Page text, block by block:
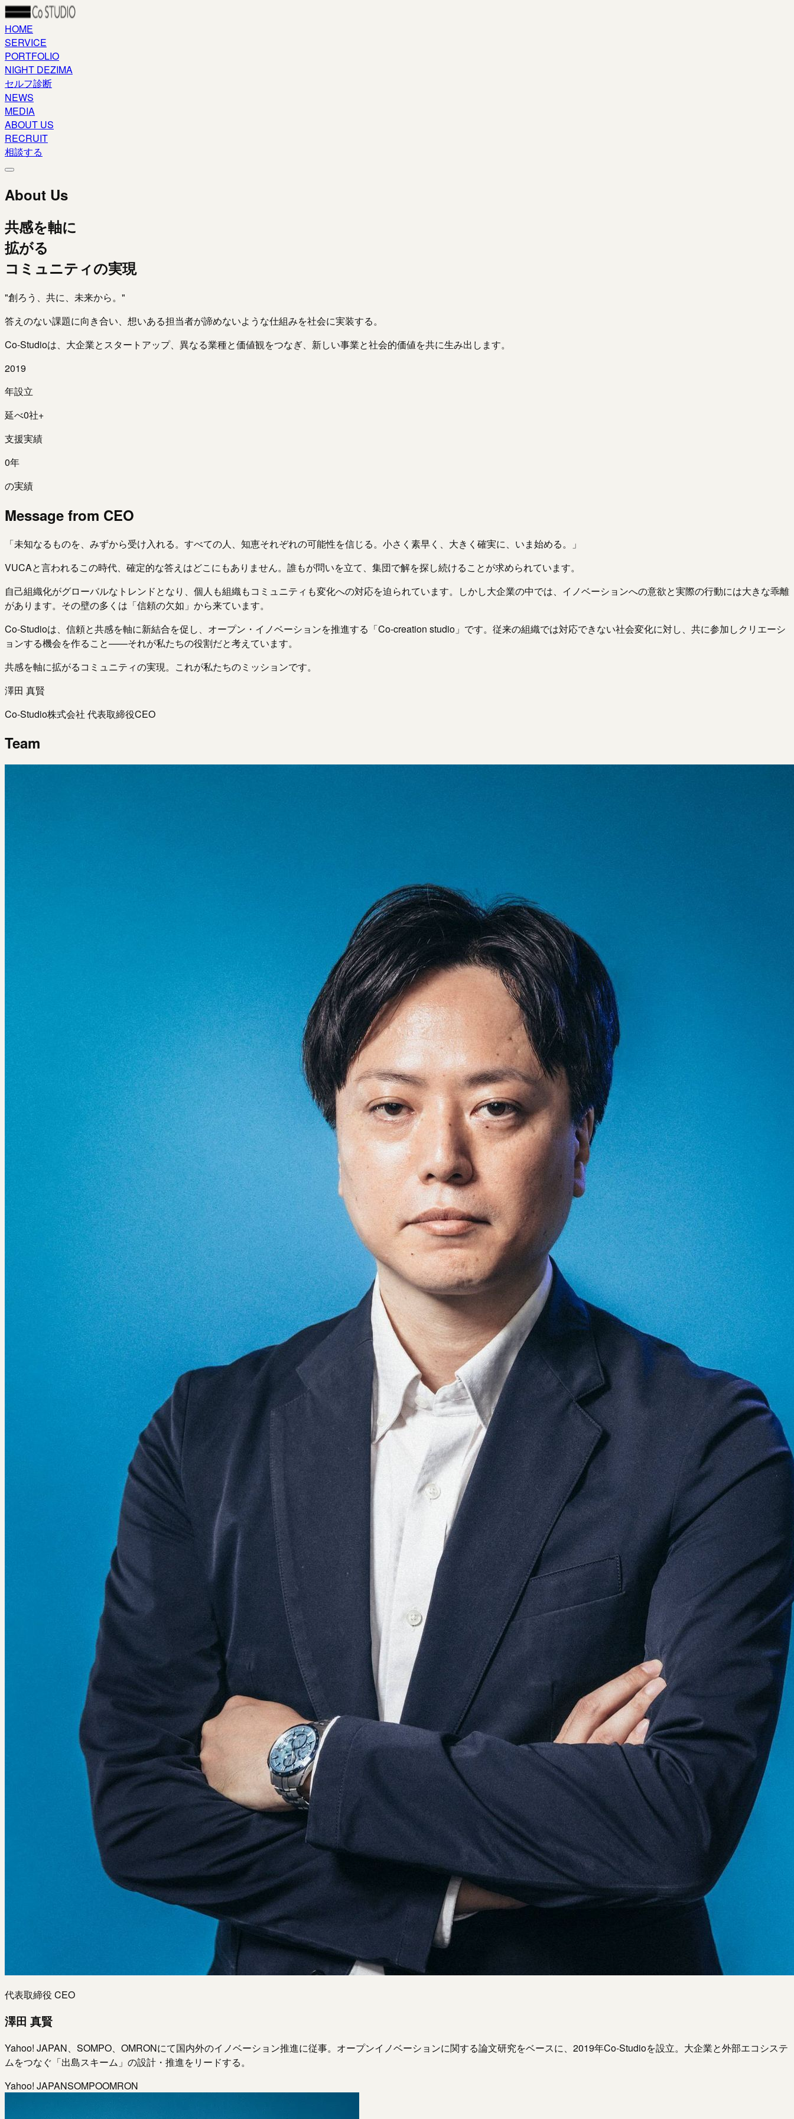
HOME
SERVICE
PORTFOLIO
NIGHT DEZIMA
セルフ診断
NEWS
MEDIA
ABOUT US
RECRUIT
相談する
About Us
共感を軸に
拡がる
コミュニティの実現
"創ろう、共に、未来から。"
答えのない課題に向き合い、想いある担当者が諦めないような仕組みを社会に実装する。
Co-Studioは、大企業とスタートアップ、異なる業種と価値観をつなぎ、新しい事業と社会的価値を共に生み出します。
2019
年設立
延べ0社+
支援実績
0年
の実績
Message from CEO
「未知なるものを、みずから受け入れる。すべての人、知恵それぞれの可能性を信じる。小さく素早く、大きく確実に、いま始める。」
VUCAと言われるこの時代、確定的な答えはどこにもありません。誰もが問いを立て、集団で解を探し続けることが求められています。
自己組織化がグローバルなトレンドとなり、個人も組織もコミュニティも変化への対応を迫られています。しかし大企業の中では、イノベーションへの意欲と実際の行動には大きな乖離
があります。その壁の多くは「信頼の欠如」から来ています。
Co-Studioは、信頼と共感を軸に新結合を促し、オープン・イノベーションを推進する「Co-creation studio」です。従来の組織では対応できない社会変化に対し、共に参加しクリエーシ
ョンする機会を作ること——それが私たちの役割だと考えています。
共感を軸に拡がるコミュニティの実現。これが私たちのミッションです。
澤田 真賢
Co-Studio株式会社 代表取締役CEO
Team
代表取締役 CEO
澤田 真賢
Yahoo! JAPAN、SOMPO、OMRONにて国内外のイノベーション推進に従事。オープンイノベーションに関する論文研究をベースに、2019年Co-Studioを設立。大企業と外部エコシステ
ムをつなぐ「出島スキーム」の設計・推進をリードする。
Yahoo! JAPANSOMPOOMRON